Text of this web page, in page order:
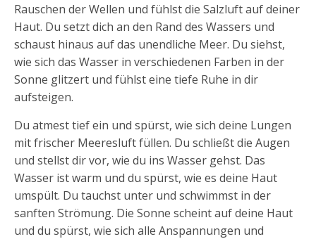
Rauschen der Wellen und fühlst die Salzluft auf deiner
Haut. Du setzt dich an den Rand des Wassers und
schaust hinaus auf das unendliche Meer. Du siehst,
wie sich das Wasser in verschiedenen Farben in der
Sonne glitzert und fühlst eine tiefe Ruhe in dir
aufsteigen.
Du atmest tief ein und spürst, wie sich deine Lungen
mit frischer Meeresluft füllen. Du schließt die Augen
und stellst dir vor, wie du ins Wasser gehst. Das
Wasser ist warm und du spürst, wie es deine Haut
umspült. Du tauchst unter und schwimmst in der
sanften Strömung. Die Sonne scheint auf deine Haut
und du spürst, wie sich alle Anspannungen und